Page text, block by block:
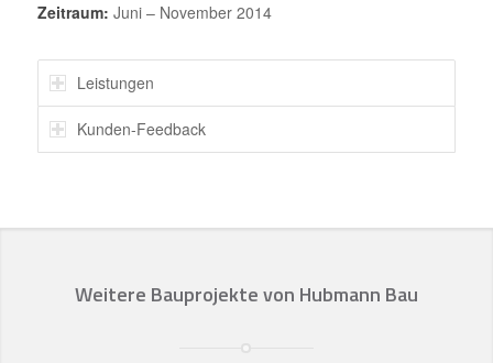
Zeitraum: Juni – November 2014
Leistungen
Kunden-Feedback
Weitere Bauprojekte von Hubmann Bau